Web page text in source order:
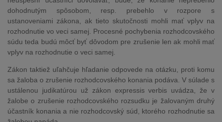
dohodnutým spôsobom, resp. prebehlo v rozpore s
ustanoveniami zákona, ak tieto skutočnosti mohli mať vplyv na
rozhodnutie vo veci samej. Procesné pochybenia rozhodcovského
súdu teda budú môcť byť dôvodom pre zrušenie len ak mohli mať
vplyv na rozhodnutie o veci samej.
Zákon taktiež uľahčuje hľadanie odpovede na otázku, proti komu
sa žaloba o zrušenie rozhodcovského konania podáva. V súlade s
ustálenou judikatúrou už zákon expressis verbis uvádza, že v
žalobe o zrušenie rozhodcovského rozsudku je žalovaným druhý
účastník konania a nie rozhodcovský súd, ktorého rozhodnutie sa